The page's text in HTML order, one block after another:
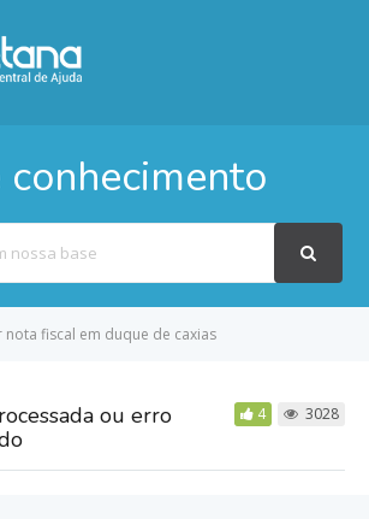
conhecimento
fiscal em duque de caxias
ou erro
4 3028